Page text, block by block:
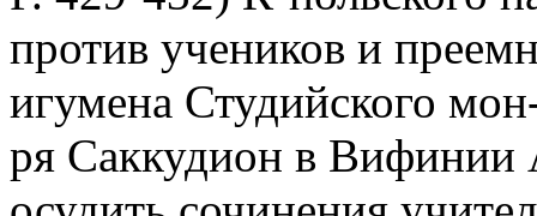
против учеников и
игумена Студийского
ря Саккудион в Вифинии